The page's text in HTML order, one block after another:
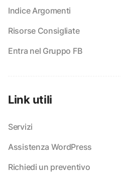
Indice Argomenti
Risorse Consigliate
Entra nel Gruppo FB
Link utili
Servizi
Assistenza WordPress
Richiedi un preventivo